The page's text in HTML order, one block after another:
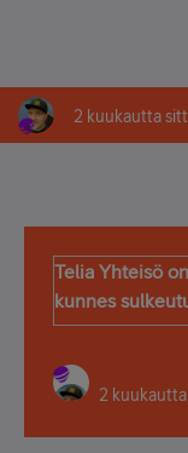
2 kuukautta
Telia Yhteisö
kunnes
2